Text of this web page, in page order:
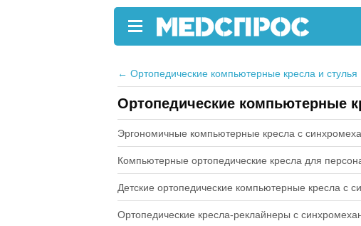
← Ортопедические компьютерные кресла и стулья
Ортопедические компьютерные
Эргономичные компьютерные кресла с
Компьютерные ортопедические кресла для
Детские ортопедические компьютерные кресла с
Ортопедические кресла-реклайнеры с